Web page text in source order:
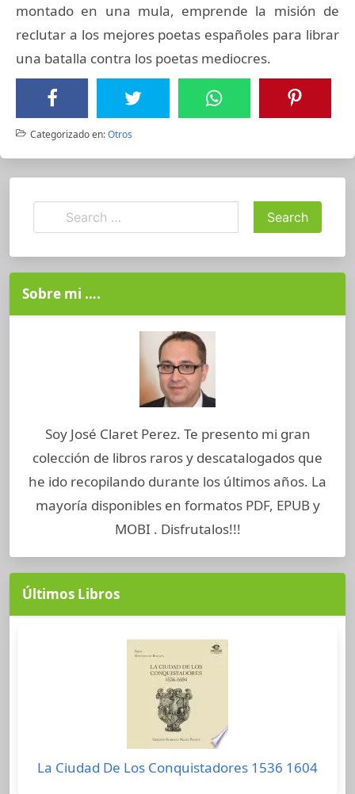
montado en una mula, emprende la misión de
reclutar a los mejores poetas españoles para librar
una batalla contra los poetas mediocres.
Categorizado en:Otros
Sobre mi ….
Soy José Claret Perez. Te presento mi gran
colección de libros raros y descatalogados que
he ido recopilando durante los últimos años. La
mayoría disponibles en formatos PDF, EPUB y
MOBI . Disfrutalos!!!
Últimos Libros
La Ciudad De Los Conquistadores 1536 1604